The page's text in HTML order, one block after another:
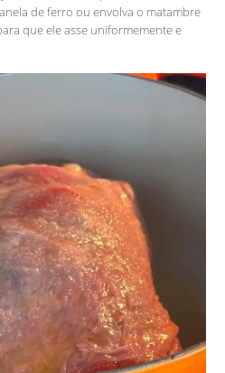
de ferro ou envolva o matambre
que ele asse uniformemente e